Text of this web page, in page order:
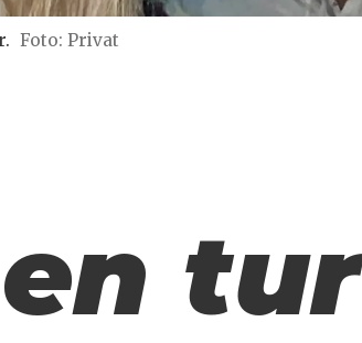
Foto: Privat
tur